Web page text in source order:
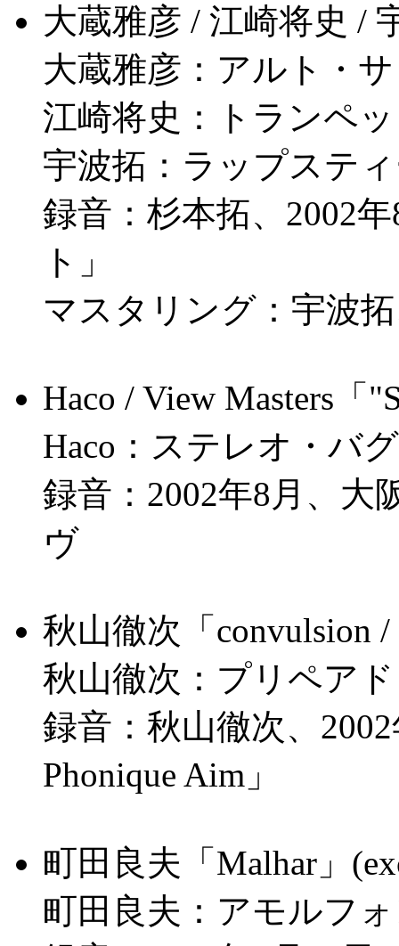
大蔵雅彦 / 江崎将史 /
大蔵雅彦：アルト・
江崎将史：トランペ
宇波拓：ラップステ
録音：杉本拓、2002
ト」
マスタリング：宇波
Haco / View Masters「
Haco：ステレオ・バ
録音：2002年8月、大
ヴ
秋山徹次「convulsion /
秋山徹次：プリペア
録音：秋山徹次、
Phonique Aim」
町田良夫「Malhar」
町田良夫：アモルフ